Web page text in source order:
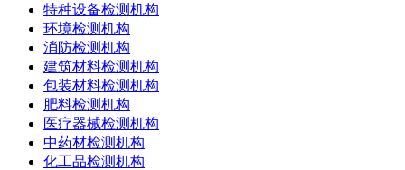
特种设备检测机构
环境检测机构
消防检测机构
建筑材料检测机构
包装材料检测机构
肥料检测机构
医疗器械检测机构
中药材检测机构
化工品检测机构